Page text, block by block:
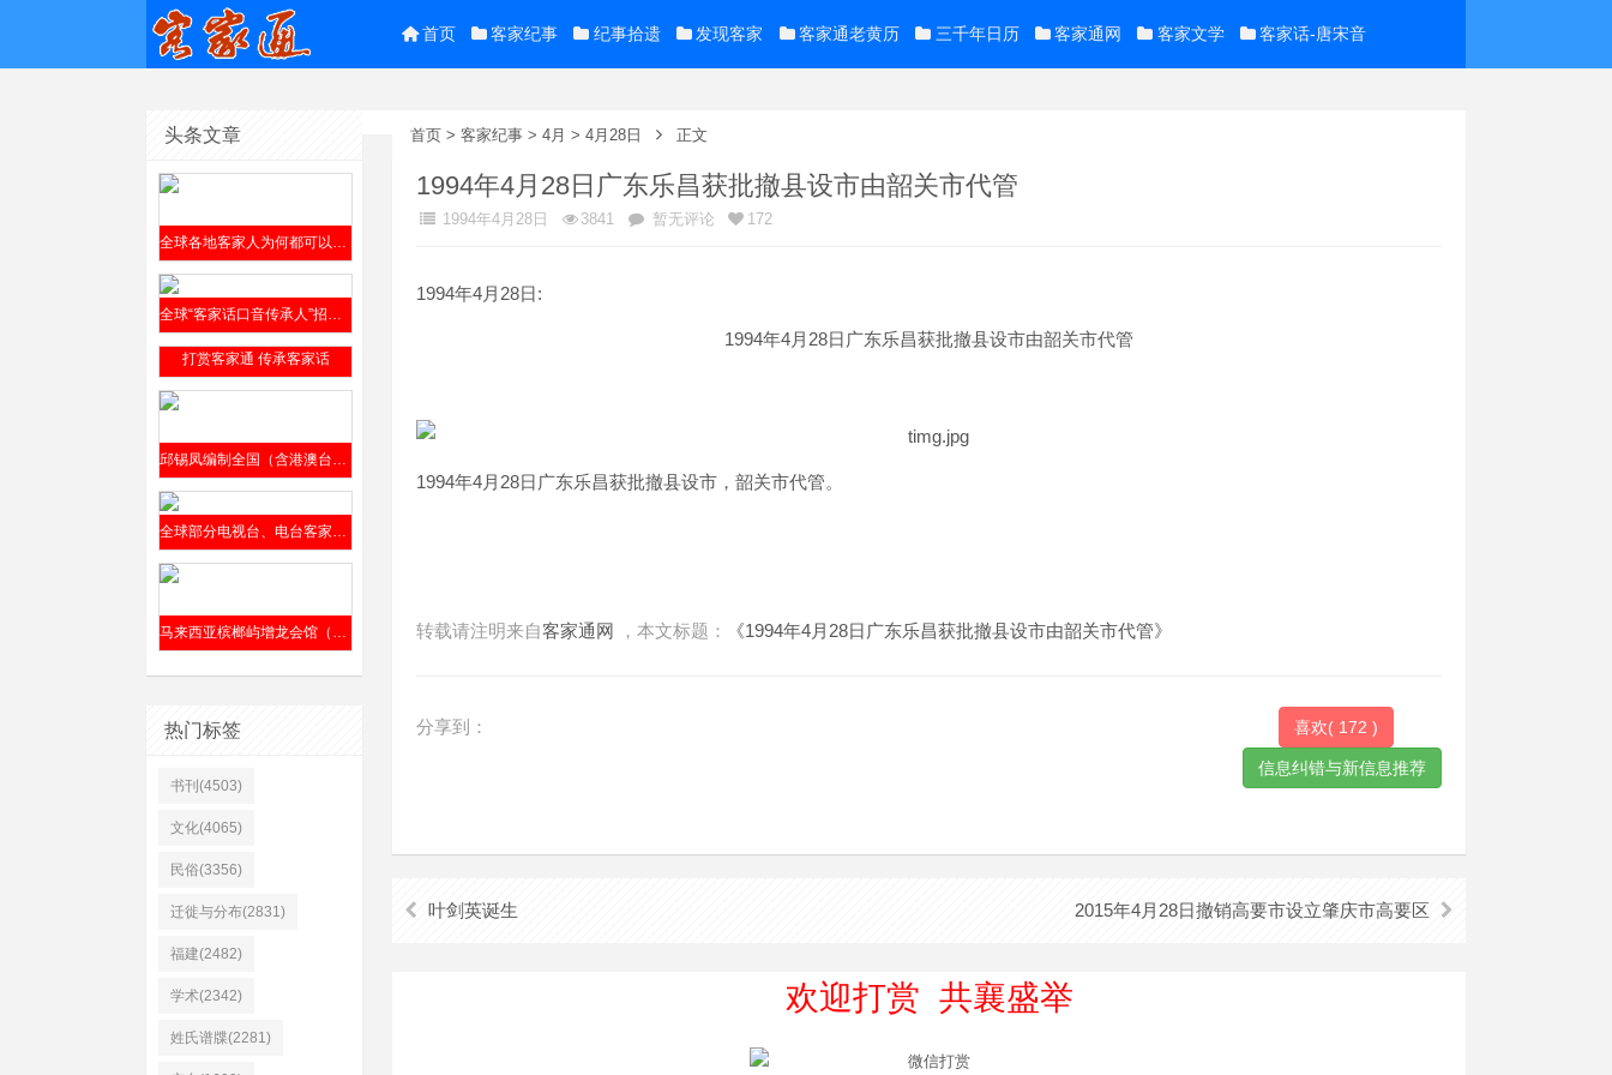
首页 客家纪事 纪事拾遗 发现客家 客家通老黄历 三千年日历 客家通网 客家文学 客家话-唐宋音
头条文章
全球各地客家人为何都可以参阅邱锡凤编撰的《客家方言上杭话大词典》？
全球“客家话口音传承人”招贤榜2019年9月4日公开发布
打赏客家通 传承客家话
邱锡凤编制全国（含港澳台）客家方言分布全表（征求意见稿）2019年8月12日发布
全球部分电视台、电台客家话节目介绍​
马来西亚槟榔屿增龙会馆（前身“仁胜公司”）清嘉庆六年（1801年）成立
热门标签
书刊(4503)
文化(4065)
民俗(3356)
迁徙与分布(2831)
福建(2482)
学术(2342)
姓氏谱牒(2281)
首页 > 客家纪事 > 4月 > 4月28日 正文
1994年4月28日广东乐昌获批撤县设市由韶关市代管
1994年4月28日 3841 暂无评论 172
1994年4月28日:
1994年4月 28日广东乐昌获批撤县设市由韶关市代管
1994年4月 28日广东乐昌获批撤县设市，韶关市代管。
转载请注明来自客家通网 ，本文标题： 《1994年4月28日广东乐昌获批撤县设市由韶关市代管》
喜欢( 172 )
分享到：
叶剑英诞生 2015年4月28日撤销高要市设立肇庆市高要区
欢迎打赏 共襄盛举